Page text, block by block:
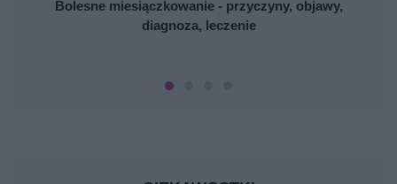
Bolesne miesiączkowanie - przyczyny, objawy,
diagnoza, leczenie